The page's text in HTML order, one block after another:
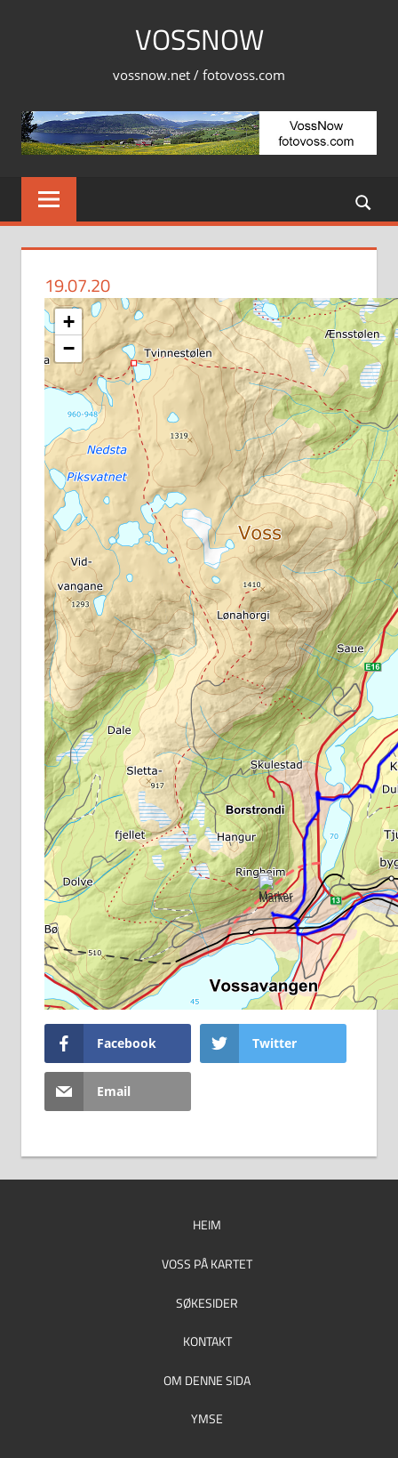
VOSSNOW
vossnow.net / fotovoss.com
19.07.20
+
−
Facebook Twitter
Email
HEIM
VOSS PÅ KARTET
SØKESIDER
KONTAKT
OM DENNE SIDA
YMSE